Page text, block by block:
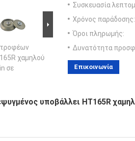
χαμηλού
σε
Συσκευασία
Χρόνος παράδοσης:
Όροι πληρωμής:
Δυνατότητα
Επικοινωνία
υποβάλλει HT165R